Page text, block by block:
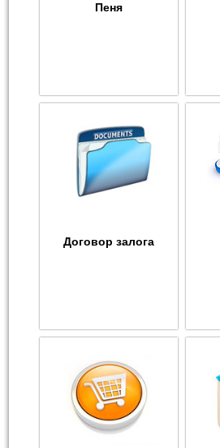
Пеня
Договор залога